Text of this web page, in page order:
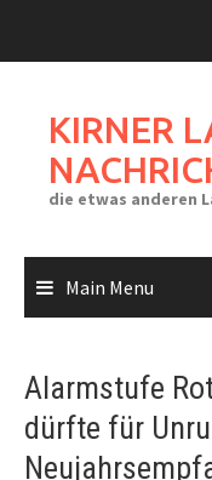
KIRNER
die etwas anderen
Main Menu
Alarmstufe
dürfte für